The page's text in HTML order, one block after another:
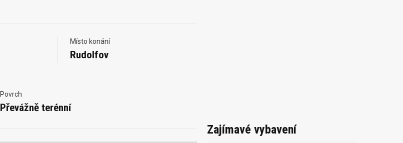
Místo konání
Rudolfov
Povrch
Převážně terénní
Zajímavé vybavení